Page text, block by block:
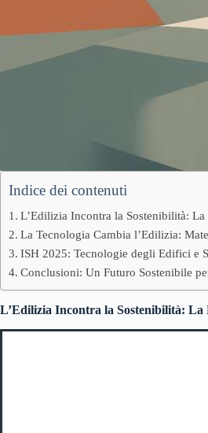
Indice dei contenuti
L’Edilizia Incontra la Sostenibilità:
La Tecnologia Cambia l’Edilizia:
ISH 2025: Tecnologie degli Edifici e
Conclusioni: Un Futuro Sostenibile
L’Edilizia Incontra la Sostenibilità: La